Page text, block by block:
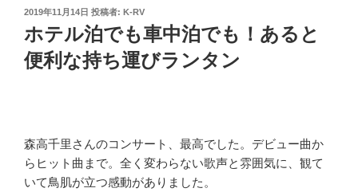
投
日:
2019年11月14日 投稿者: K-RV
ホテル泊でも車中泊でも！あると
便利な持ち運びランタン
森高千里さんのコンサート、最高でした。デビュー曲か
らヒット曲まで。全く変わらない歌声と雰囲気に、観て
いて鳥肌が立つ感動がありました。